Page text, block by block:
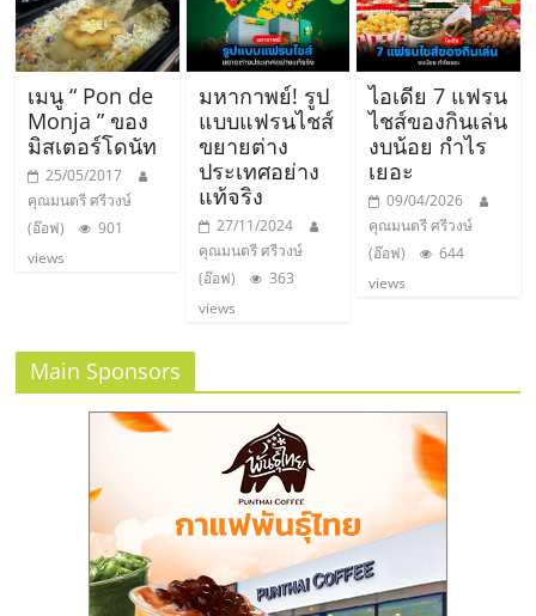
เมนู “ Pon de
Monja ” ของ
มิสเตอร์โดนัท
25/05/2017
คุณมนตรี ศรีวงษ์
(อ๊อฟ)
901
views
มหากาพย์! รูป
แบบแฟรนไชส์
ขยายต่าง
ประเทศอย่าง
แท้จริง
27/11/2024
คุณมนตรี ศรีวงษ์
(อ๊อฟ)
363
views
ไอเดีย 7 แฟรน
ไชส์ของกินเล่น
งบน้อย กำไร
เยอะ
09/04/2026
คุณมนตรี ศรีวงษ์
(อ๊อฟ)
644
views
Main Sponsors